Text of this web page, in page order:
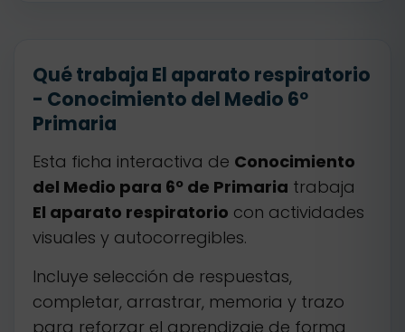
Qué trabaja El aparato respiratorio
- Conocimiento del Medio 6º
Primaria
Esta ficha interactiva de Conocimiento
del Medio para 6º de Primaria trabaja
El aparato respiratorio con actividades
visuales y autocorregibles.
Incluye selección de respuestas,
completar, arrastrar, memoria y trazo
para reforzar el aprendizaje de forma